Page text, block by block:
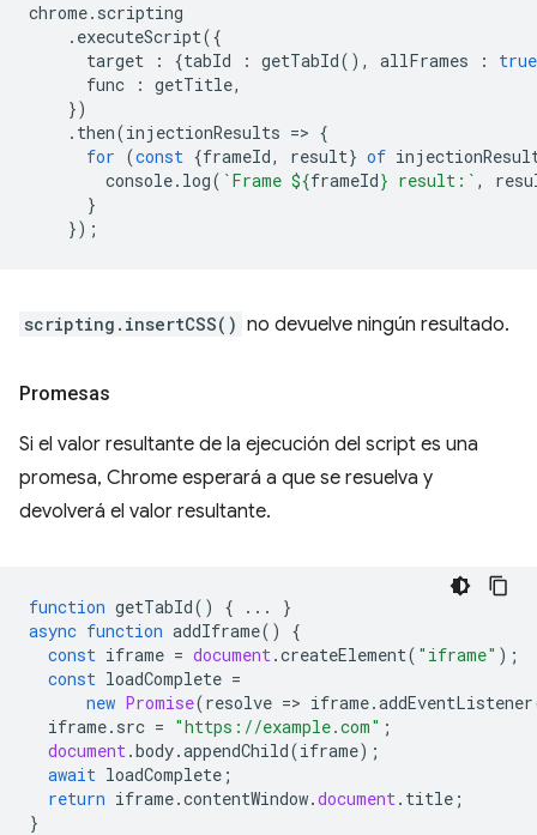
chrome. scripting
. executeScript({
target
: {tabId : getTabId(), allFrames :
true
func
: getTitle,
})
. then(injectionResults => {
for (const {frameId, result} of
console. log( `Frame ${frameId} result:` ,
}
});
scripting.insertCSS() no devuelve ningún resultado.
Promesas
Si el valor resultante de la ejecución del script es una
promesa, Chrome esperará a que se resuelva y
devolverá el valor resultante.
function getTabId() { ...
}
async function addIframe()
{
const iframe = document.createElement( "iframe" );
const loadComplete =
new Promise(resolve => iframe.addEventListener
iframe. src = "https://example.com" ;
document.body.appendChild(iframe);
await loadComplete ;
return iframe.contentWindow.document. title ;
}